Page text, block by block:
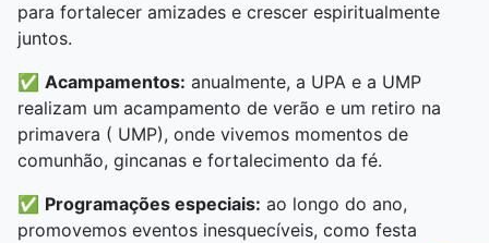
para fortalecer amizades e crescer espiritualmente
juntos.
✅ Acampamentos: anualmente, a UPA e a UMP
realizam um acampamento de verão e um retiro na
primavera ( UMP), onde vivemos momentos de
comunhão, gincanas e fortalecimento da fé.
✅ Programações especiais: ao longo do ano,
promovemos eventos inesquecíveis, como festa